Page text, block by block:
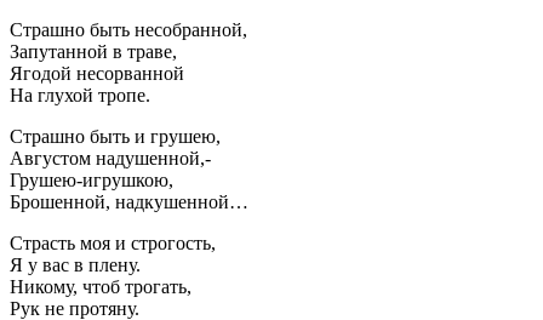
Страшно быть несобранной,
Запутанной в траве,
Ягодой несорванной
На глухой тропе.
Страшно быть и грушею,
Августом надушенной,-
Грушею-игрушкою,
Брошенной, надкушенной…
Страсть моя и строгость,
Я у вас в плену.
Никому, чтоб трогать,
Рук не протяну.